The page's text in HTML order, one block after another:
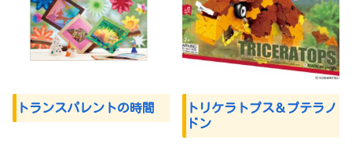
トランスパレントの時間
トリケラトプス＆プテラノ
ドン